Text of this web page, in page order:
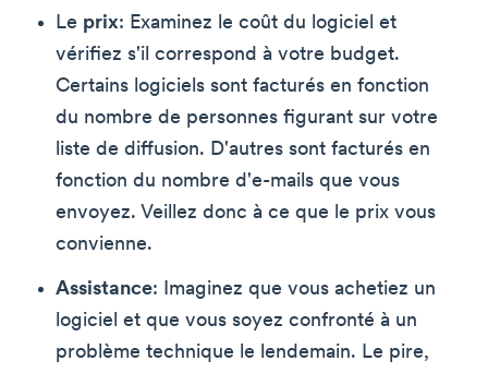
Le prix: Examinez le coût du logiciel et
vérifiez s'il correspond à votre budget.
Certains logiciels sont facturés en fonction
du nombre de personnes figurant sur votre
liste de diffusion. D'autres sont facturés en
fonction du nombre d'e-mails que vous
envoyez. Veillez donc à ce que le prix vous
convienne.
Assistance: Imaginez que vous achetiez un
logiciel et que vous soyez confronté à un
problème technique le lendemain. Le pire,